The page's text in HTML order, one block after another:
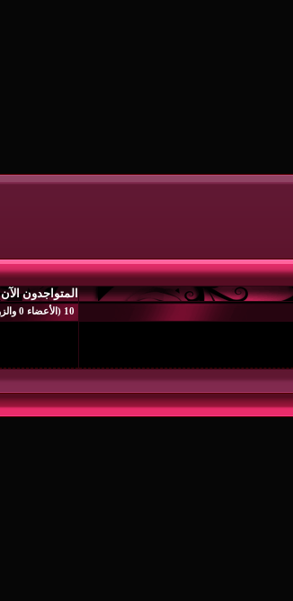
المتواجدون الآن
10 (الأعضاء 0 والزوار 10)